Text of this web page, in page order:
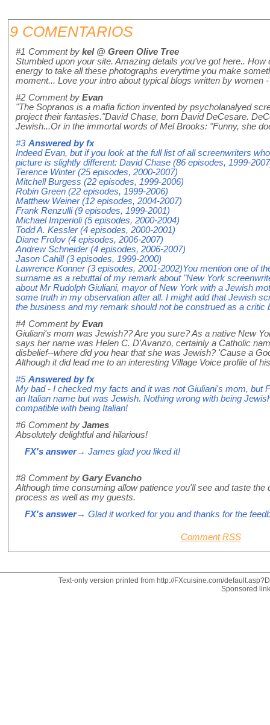
9 COMENTARIOS
#1 Comment by kel @ Green Olive Tree
Stumbled upon your site. Amazing details you've got here.. How
energy to take all these photographs everytime you make
moment... Love your intro about typical blogs written by women
#2 Comment by Evan
"The Sopranos is a mafia fiction invented by psycholanalyed
project their fantasies."David Chase, born David DeCesare.
Jewish...Or in the immortal words of Mel Brooks: "Funny, she
#3 Answered byfx
Indeed Evan, but if you look at the full list of all screenwriters
picture is slightly different: David Chase (86 episodes, 1999-
Terence Winter (25 episodes, 2000-2007)
Mitchell Burgess (22 episodes, 1999-2006)
Robin Green (22 episodes, 1999-2006)
Matthew Weiner (12 episodes, 2004-2007)
Frank Renzulli (9 episodes, 1999-2001)
Michael Imperioli (5 episodes, 2000-2004)
Todd A. Kessler (4 episodes, 2000-2001)
Diane Frolov (4 episodes, 2006-2007)
Andrew Schneider (4 episodes, 2006-2007)
Jason Cahill (3 episodes, 1999-2000)
Lawrence Konner (3 episodes, 2001-2002)You mention one of
surname as a rebuttal of my remark about "New York
about Mr Rudolph Giuliani, mayor of New York with a Jewish
some truth in my observation after all. I might add that Jewish
the business and my remark should not be construed as a
#4 Comment by Evan
Giuliani's mom was Jewish?? Are you sure? As a native New
says her name was Helen C. D'Avanzo, certainly a Catholic
disbelief--where did you hear that she was Jewish? 'Cause a
Although it did lead me to an interesting Village Voice profile of
#5 Answered byfx
My bad - I checked my facts and it was not Giuliani's mom, but
an Italian name but was Jewish. Nothing wrong with being
compatible with being Italian!
#6 Comment by James
Absolutely delightful and hilarious!
FX's answer→ James glad you liked it!
#8 Comment by Gary Evancho
Although time consuming allow patience you'll see and taste the
process as well as my guests.
FX's answer→ Glad it worked for you and thanks for the
Comment RSS
Text-only version printed from http://FXcuisine.com/
Sponsored